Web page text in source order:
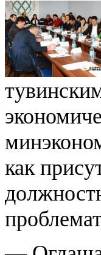
как